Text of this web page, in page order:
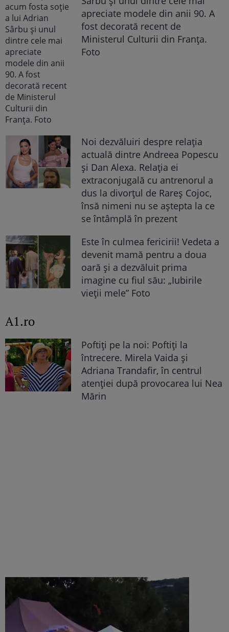
apreciate modele din anii 90. A
fost decorată recent de
Ministerul Culturii din Franța.
Foto
Noi dezvăluiri despre relația
actuală dintre Andreea Popescu
și Dan Alexa. Relația ei
extraconjugală cu antrenorul a
dus la divorțul de Rareș Cojoc,
însă nimeni nu se aștepta la ce
se întâmplă în prezent
Este în culmea fericirii! Vedeta a
devenit mamă pentru a doua
oară și a dezvăluit prima
imagine cu fiul său: „Iubirile
vieții mele” Foto
A1.ro
Poftiți pe la noi: Poftiți la
întrecere. Mirela Vaida și
Adriana Trandafir, în centrul
atenției după provocarea lui Nea
Mărin